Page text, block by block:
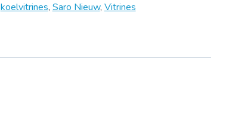
koelvitrines, Saro Nieuw, Vitrines